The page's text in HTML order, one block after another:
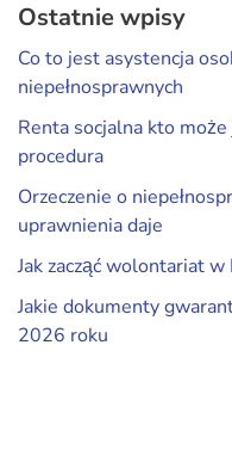
Ostatnie wpisy
Co to jest asystencja
niepełnosprawnych
Renta socjalna kto
procedura
Orzeczenie o
uprawnienia daje
Jak zacząć wolontariat
Jakie dokumenty
2026 roku